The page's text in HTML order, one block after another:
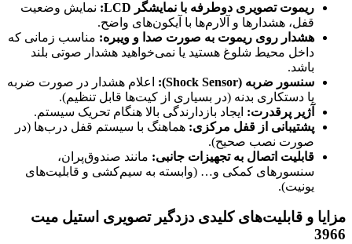
ریموت تصویری دوطرفه با نمایشگر LCD:
نمایش وضعیت
قفل، هشدارها و آلارم‌ها با آیکون‌های واضح.
هشدار روی ریموت به صورت صدا و ویبره: مناسب زمانی که
داخل محیط شلوغ هستید یا نمی‌خواهید هشدار صوتی بلند
باشد.
سنسور ضربه (Shock Sensor):
اعلام هشدار در صورت ضربه
یا دستکاری بدنه (در بسیاری از کیت‌ها قابل تنظیم).
آژیر پرقدرت: ایجاد بازدارندگی بالا هنگام تحریک سیستم.
پشتیبانی از قفل مرکزی: هماهنگ با سیستم قفل درب‌ها (در
صورت نصب صحیح).
قابلیت اتصال به تجهیزات جانبی: مانند صندوق‌پران،
سنسورهای کمکی و… (وابسته به سیم‌کشی و قابلیت‌های
یونیت).
مزایا و قابلیت‌های کلیدی دزدگیر تصویری استیل میت
3966